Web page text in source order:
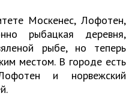
Москенес, Лофотен,
рыбацкая деревня,
рыбе, но теперь
местом. В городе есть
и норвежский